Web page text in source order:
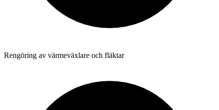
Rengöring av värmeväxlare och fläktar